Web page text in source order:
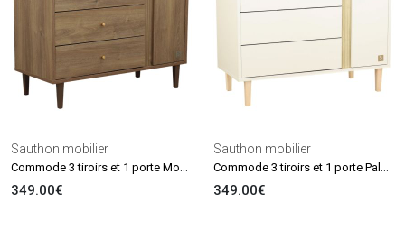
Sauthon mobilier
Commode 3 tiroirs et 1 porte Mokka
349.00€
Sauthon mobilier
Commode 3 tiroirs et 1 porte Paloma
349.00€